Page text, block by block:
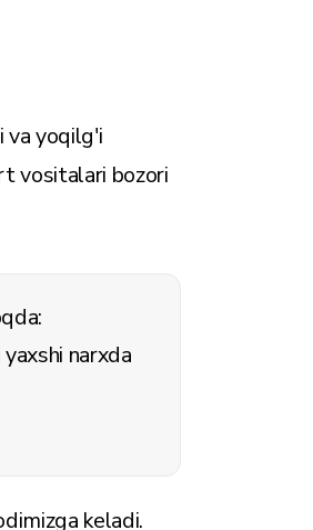
va yoqilg'i
vositalari bozori
narxda
keladi.